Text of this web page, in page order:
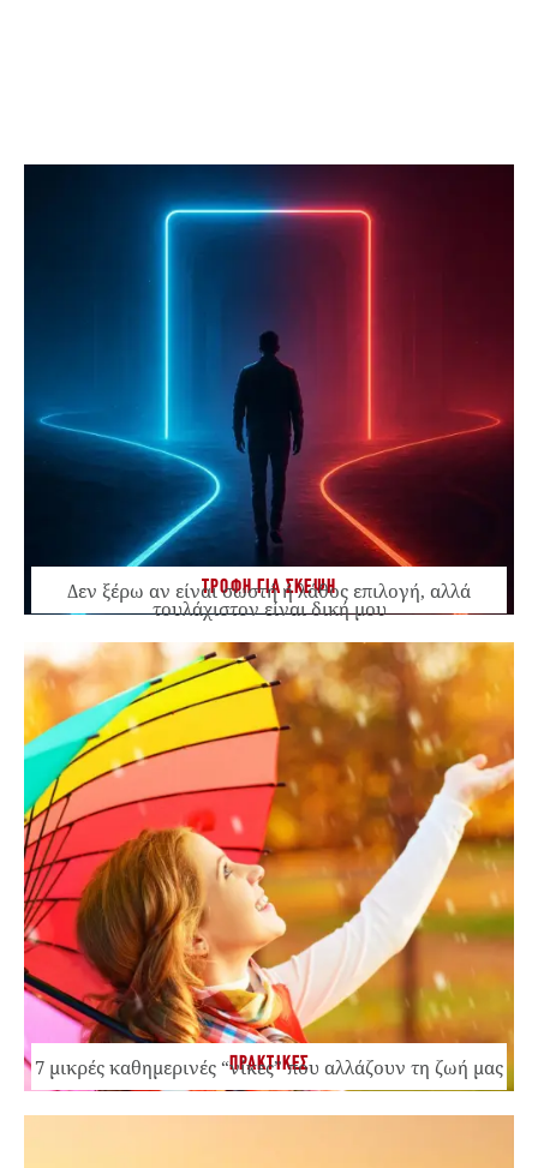
ΤΡΟΦΗ ΓΙΑ ΣΚΕΨΗ
Δεν ξέρω αν είναι σωστή ή λάθος επιλογή, αλλά
τουλάχιστον είναι δική μου
ΠΡΑΚΤΙΚΕΣ
7 μικρές καθημερινές “νίκες” που αλλάζουν τη ζωή μας